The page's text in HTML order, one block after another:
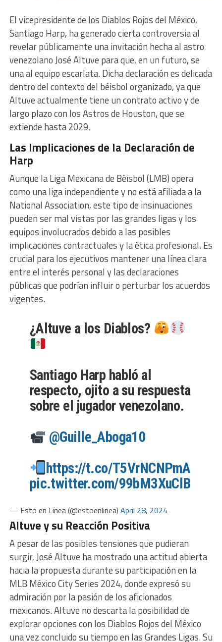
El vicepresidente de los Diablos Rojos del México,
Santiago Harp, ha generado cierta controversia al
revelar públicamente una invitación hecha al astro
venezolano José Altuve para que, en un futuro, se
una al equipo escarlata. Dicha declaración es delicada
dentro del contexto del béisbol organizado, ya que
Altuve actualmente tiene un contrato activo y de
largo plazo con los Astros de Houston, que se
extiende hasta 2029.
Las Implicaciones de la Declaración de
Harp
Aunque la Liga Mexicana de Béisbol (LMB) opera
como una liga independiente y no está afiliada a la
National Association, este tipo de insinuaciones
pueden ser mal vistas por las grandes ligas y los
equipos involucrados debido a las posibles
implicaciones contractuales y la ética profesional. Es
crucial para los ejecutivos mantener una línea clara
entre el interés personal y las declaraciones
públicas que podrían influir o perturbar los acuerdos
vigentes.
¿Altuve a los Diablos?
Santiago Harp habló al
respecto, ojito a su respuesta
sobre el jugador venezolano.
@Guille_Aboga10
https://t.co/T5VrNCNPmA
pic.twitter.com/99bM3XuClB
— Esto en Línea (@estoenlinea) April 28, 2024
Altuve y su Reacción Positiva
A pesar de las posibles tensiones que pudieran
surgir, José Altuve ha mostrado una actitud abierta
hacia la propuesta durante su participación en la
MLB México City Series 2024, donde expresó su
admiración por la pasión de los aficionados
mexicanos. Altuve no descarta la posibilidad de
explorar opciones con los Diablos Rojos del México
una vez concluido su tiempo en las Grandes Ligas. Su